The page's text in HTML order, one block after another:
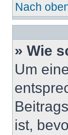
Nach
» Wie
Um
ist,